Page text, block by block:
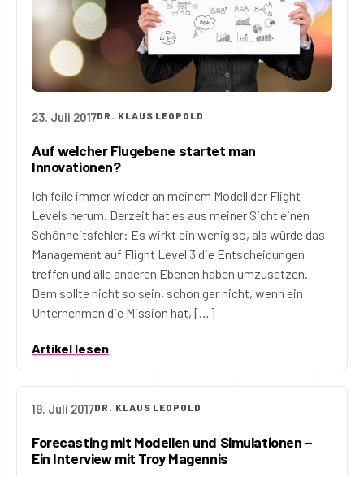
23. Juli 2017DR. KLAUS LEOPOLD
Auf welcher Flugebene startet man
Innovationen?
Ich feile immer wieder an meinem Modell der Flight
Levels herum. Derzeit hat es aus meiner Sicht einen
Schönheitsfehler: Es wirkt ein wenig so, als würde das
Management auf Flight Level 3 die Entscheidungen
treffen und alle anderen Ebenen haben umzusetzen.
Dem sollte nicht so sein, schon gar nicht, wenn ein
Unternehmen die Mission hat, […]
Artikel lesen
19. Juli 2017DR. KLAUS LEOPOLD
Forecasting mit Modellen und Simulationen –
Ein Interview mit Troy Magennis